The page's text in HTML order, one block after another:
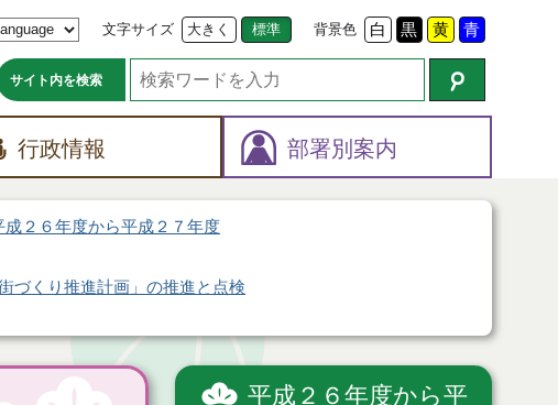
文字サイズ 大きく 標準 背景色 白 黒 黄 青
サイト内を検索
行政情報 部署別案内
成２６年度から平成２７年度
づくり推進計画」の推進と点検
平成２６年度から平